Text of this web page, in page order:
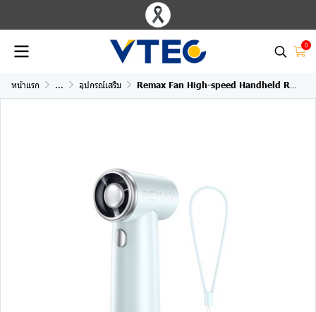
0
หน้าแรก ... อุปกรณ์เสริม Remax Fan High-speed Handheld RS-SF09